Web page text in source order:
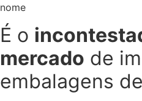
nome
É o
mercado de
embalagens